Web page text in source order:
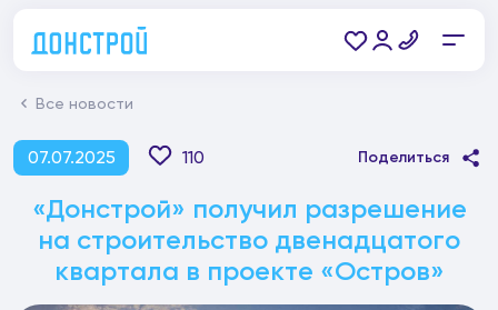
Все новости
07.07.2025 110 Поделиться
«Донстрой» получил разрешение
на строительство двенадцатого
квартала в проекте «Остров»